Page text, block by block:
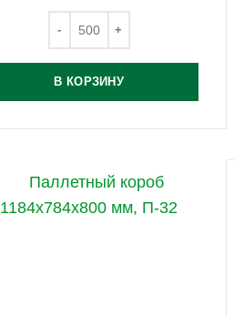
В КОРЗИНУ